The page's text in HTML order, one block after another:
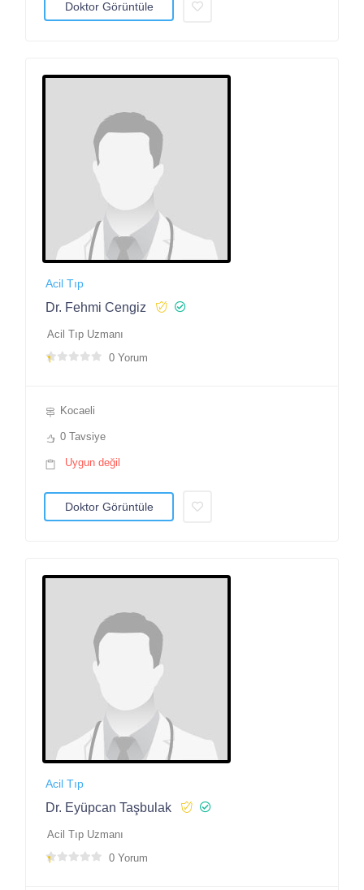
Doktor Görüntüle
Acil Tıp
Dr. Fehmi Cengiz
Acil Tıp Uzmanı
0 Yorum
Kocaeli
0 Tavsiye
Uygun değil
Doktor Görüntüle
Acil Tıp
Dr. Eyüpcan Taşbulak
Acil Tıp Uzmanı
0 Yorum